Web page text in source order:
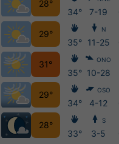
28°
29°
31°
29°
28°
34°
35°
35°
34°
33°
7-19
N
11-25
ONO
10-28
OSO
4-12
S
3-5